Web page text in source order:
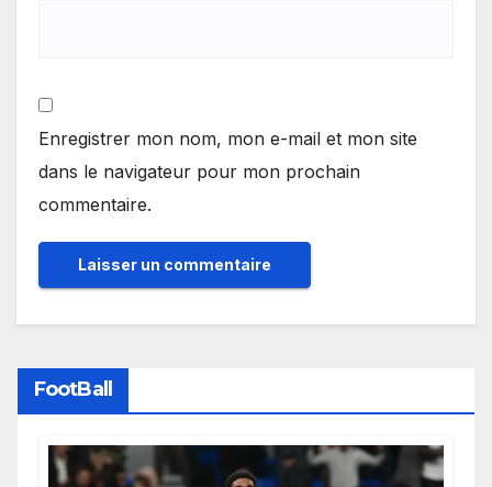
Enregistrer mon nom, mon e-mail et mon site
dans le navigateur pour mon prochain
commentaire.
FootBall